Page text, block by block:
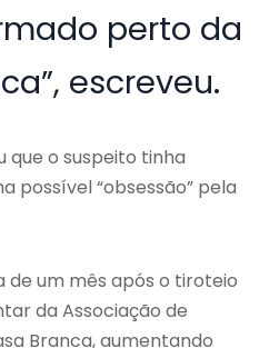
perto da
escreveu.
o suspeito tinha
possível “obsessão” pela
um mês após o tiroteio
da Associação de
Branca, aumentando